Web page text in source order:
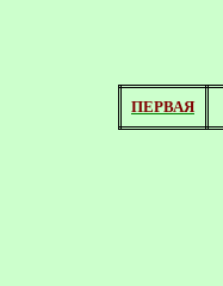
ПЕРВАЯ